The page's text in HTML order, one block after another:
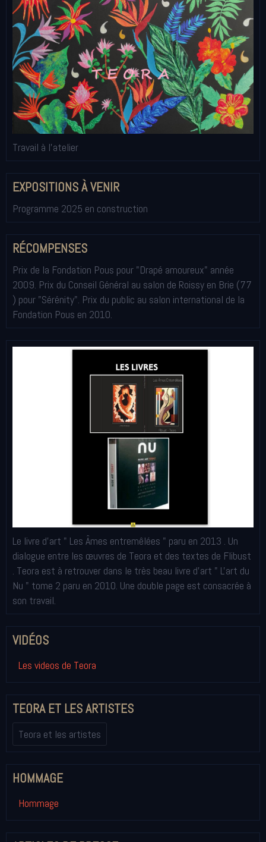
Travail à l'atelier
EXPOSITIONS À VENIR
Programme 2025 en construction
RÉCOMPENSES
Prix de la Fondation Pous pour "Drapé amoureux" année
2009. Prix du Conseil Général au salon de Roissy en Brie (77
) pour "Sérénity". Prix du public au salon international de la
Fondation Pous en 2010.
Le livre d'art " Les Âmes entremêlées " paru en 2013 . Un
dialogue entre les œuvres de Teora et des textes de Flibust
. Teora est à retrouver dans le très beau livre d'art " L'art du
Nu " tome 2 paru en 2010. Une double page est consacrée à
son travail.
VIDÉOS
Les videos de Teora
TEORA ET LES ARTISTES
Teora et les artistes
HOMMAGE
Hommage